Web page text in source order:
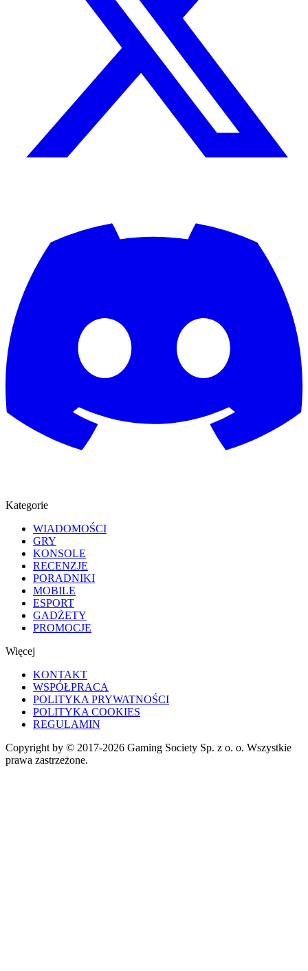
Kategorie
WIADOMOŚCI
GRY
KONSOLE
RECENZJE
PORADNIKI
MOBILE
ESPORT
GADŻETY
PROMOCJE
Więcej
KONTAKT
WSPÓŁPRACA
POLITYKA PRYWATNOŚCI
POLITYKA COOKIES
REGULAMIN
Copyright by © 2017-2026 Gaming Society Sp. z o. o. Wszystkie
prawa zastrzeżone.